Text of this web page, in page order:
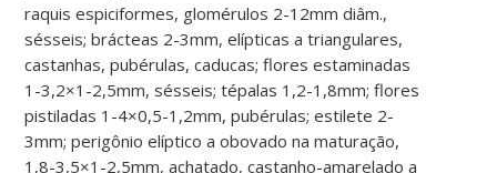
raquis espiciformes, glomérulos 2-12mm diâm.,
sésseis; brácteas 2-3mm, elípticas a triangulares,
castanhas, pubérulas, caducas; flores estaminadas
1-3,2×1-2,5mm, sésseis; tépalas 1,2-1,8mm; flores
pistiladas 1-4×0,5-1,2mm, pubérulas; estilete 2-
3mm; perigônio elíptico a obovado na maturação,
1,8-3,5×1-2,5mm, achatado, castanho-amarelado a